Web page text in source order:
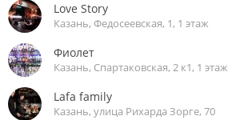
Love Story
Казань, Федосеевская, 1, 1 этаж
Фиолет
Казань, Спартаковская, 2 к1, 1 этаж
Lafa family
Казань, улица Рихарда Зорге, 70